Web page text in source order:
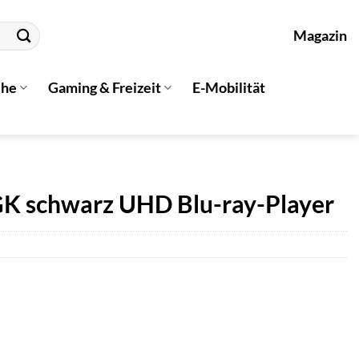
Magazin
Gaming & Freizeit E-Mobilität
schwarz UHD Blu-ray-Player